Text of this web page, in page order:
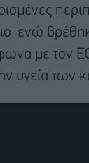
ενώ
με τον
υγεία των